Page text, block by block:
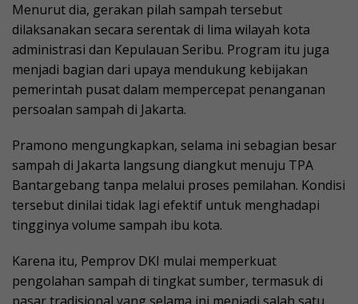
Menurut dia, gerakan pilah sampah tersebut
dilaksanakan secara serentak di lima wilayah kota
administrasi dan Kepulauan Seribu. Program itu juga
menjadi bagian dari upaya mendukung kebijakan
pemerintah pusat dalam mempercepat penanganan
persoalan sampah di Jakarta.
Pramono mengungkapkan, selama ini sebagian besar
sampah di Jakarta langsung diangkut menuju TPA
Bantargebang tanpa melalui proses pemilahan. Kondisi
tersebut dinilai tidak lagi efektif untuk menghadapi
tingginya volume sampah ibu kota.
Karena itu, Pemprov DKI mulai memperkuat
pengolahan sampah di tingkat sumber, termasuk di